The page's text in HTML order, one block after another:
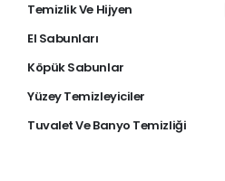
Temizlik Ve Hijyen
El Sabunları
Köpük Sabunlar
Yüzey Temizleyiciler
Tuvalet Ve Banyo Temizliği